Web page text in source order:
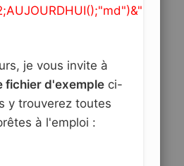
je vous invite à
fichier d'exemple ci-
y trouverez toutes
à l'emploi :